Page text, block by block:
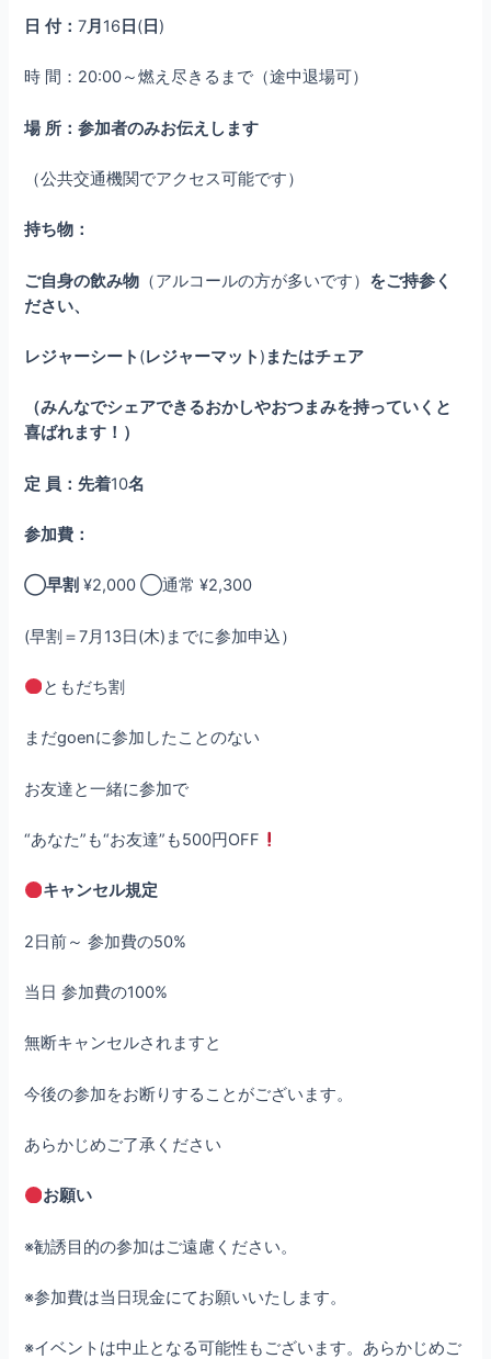
日 付：7月 16 日 ( 日 )
時 間：20:00～燃え尽きるまで（途中退場可）
場 所：参加者のみお伝えします
（公共交通機関でアクセス可能です）
持ち物：
ご自身の飲み物 （アルコールの方が多いです） をご持参く
ださい、
レジャーシート (レジャーマット ) またはチェア
（みんなでシェアできるおかしやおつまみを持っていくと
喜ばれます！）
定 員：先着10名
参加費：
◯早割 ¥2,000 ◯通常 ¥2,300
(早割＝7月13日(木)までに参加申込）
ともだち割
まだgoenに参加したことのない
お友達と一緒に参加で
“あなた”も“お友達”も500円OFF
キャンセル規定
2日前～ 参加費の50%
当日 参加費の100%
無断キャンセルされますと
今後の参加をお断りすることがございます。
あらかじめご了承ください
お願い
※勧誘目的の参加はご遠慮ください。
※参加費は当日現金にてお願いいたします。
※イベントは中止となる可能性もございます。あらかじめご